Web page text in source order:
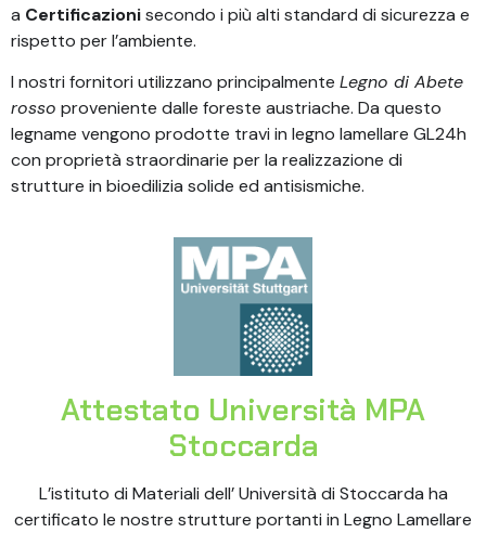
a Certificazionisecondo i più alti standard di sicurezza e
rispetto per l’ambiente.
I nostri fornitori utilizzano principalmente Legno di Abete
rosso proveniente dalle foreste austriache. Da questo
legname vengono prodotte travi in legno lamellare GL24h
con proprietà straordinarie per la realizzazione di
strutture in bioedilizia solide ed antisismiche.
Attestato Università MPA
Stoccarda
L’istituto di Materiali dell’ Università di Stoccarda ha
certificato le nostre strutture portanti in Legno Lamellare